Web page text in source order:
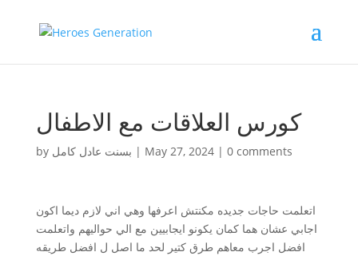
كورس العلاقات مع الاطفال
by بسنت عادل كامل | May 27, 2024| 0 comments
اتعلمت حاجات جديده مكنتش اعرفها وهي اني لازم ديما اكون
اجابي عشان هما كمان يكونو ايجابيين مع الي حواليهم واتعلمت
افضل اجرب معاهم طرق كتير لحد ما اصل ل افضل طريقه